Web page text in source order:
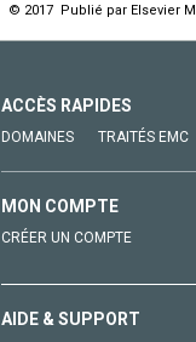
© 2017 Publié par Elsevier
ACCÈS RAPIDES
DOMAINES TRAITÉS EMC
MON COMPTE
CRÉER UN COMPTE
AIDE & SUPPORT